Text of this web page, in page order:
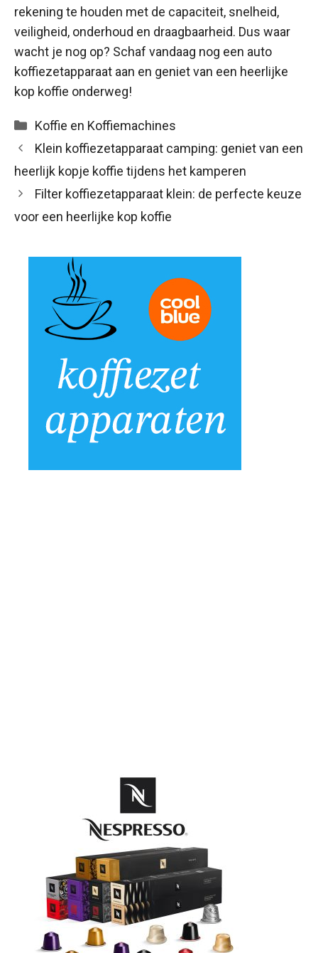
rekening te houden met de capaciteit, snelheid,
veiligheid, onderhoud en draagbaarheid. Dus waar
wacht je nog op? Schaf vandaag nog een auto
koffiezetapparaat aan en geniet van een heerlijke
kop koffie onderweg!
Categorieën
Koffie en Koffiemachines
Klein koffiezetapparaat camping: geniet van een
heerlijk kopje koffie tijdens het kamperen
Filter koffiezetapparaat klein: de perfecte keuze
voor een heerlijke kop koffie